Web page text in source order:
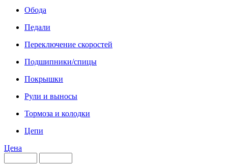
Обода
Педали
Переключение скоростей
Подшипники/спицы
Покрышки
Рули и выносы
Тормоза и колодки
Цепи
Цена